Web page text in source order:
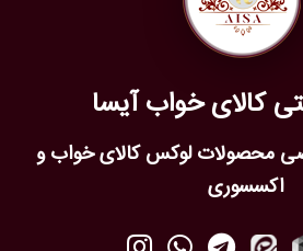
کالای خواب آیسا
محصولات لوکس کالای خواب و
اکسسوری